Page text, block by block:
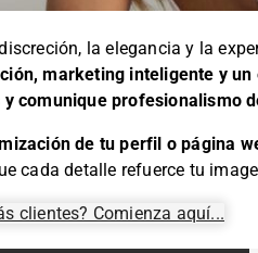
la elegancia y la
marketing inteligente y
comunique profesionalismo
de tu perfil o página
cada detalle refuerce tu
clientes? Comienza aquí...